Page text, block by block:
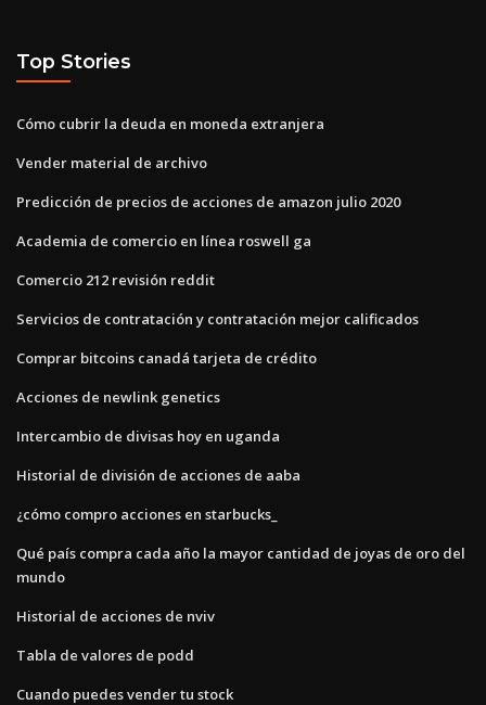
Top Stories
Cómo cubrir la deuda en moneda extranjera
Vender material de archivo
Predicción de precios de acciones de amazon julio 2020
Academia de comercio en línea roswell ga
Comercio 212 revisión reddit
Servicios de contratación y contratación mejor calificados
Comprar bitcoins canadá tarjeta de crédito
Acciones de newlink genetics
Intercambio de divisas hoy en uganda
Historial de división de acciones de aaba
¿cómo compro acciones en starbucks_
Qué país compra cada año la mayor cantidad de joyas de oro del
mundo
Historial de acciones de nviv
Tabla de valores de podd
Cuando puedes vender tu stock